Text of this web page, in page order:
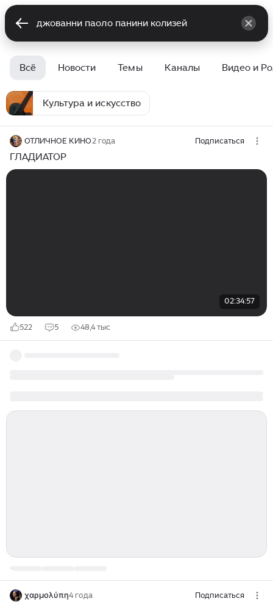
Всё Новости Темы Каналы Видео и
Культура и искусство
ОТЛИЧНОЕ КИНО2 года Подписаться
ГЛАДИАТОР
02:34:57
522 5 48,4 тыс
χαρμολύπη4 года Подписаться